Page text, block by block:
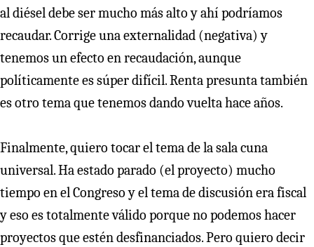
al diésel debe ser mucho más alto y ahí podríamos
recaudar. Corrige una externalidad (negativa) y
tenemos un efecto en recaudación, aunque
políticamente es súper difícil. Renta presunta también
es otro tema que tenemos dando vuelta hace años.
Finalmente, quiero tocar el tema de la sala cuna
universal. Ha estado parado (el proyecto) mucho
tiempo en el Congreso y el tema de discusión era fiscal
y eso es totalmente válido porque no podemos hacer
proyectos que estén desfinanciados. Pero quiero decir